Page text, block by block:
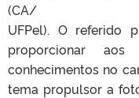
(CA/
UFPel). O referido
proporcionar
conhecimentos no
tema propulsor a